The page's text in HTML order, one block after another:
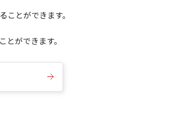
とができます。
ができます。